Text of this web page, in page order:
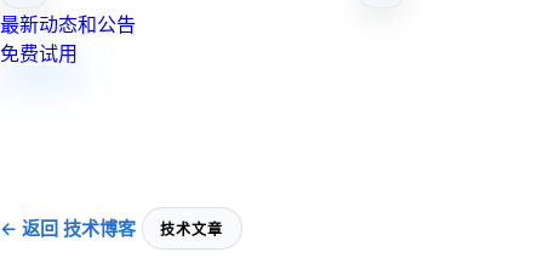
最新动态和公告
免费试用
← 返回 技术博客 技术文章